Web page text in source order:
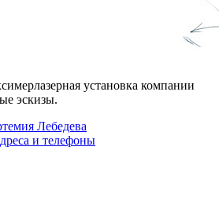
установка компании
эскизы.
Лебедева
и телефоны